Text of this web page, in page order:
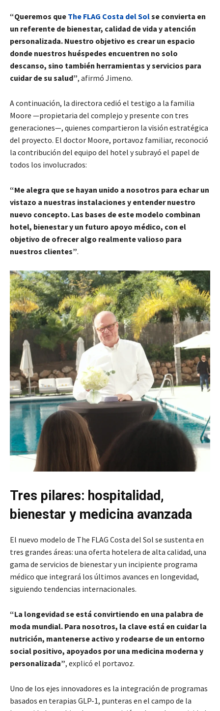
“Queremos que The FLAG Costa del Solse convierta en
un referente de bienestar, calidad de vida y atención
personalizada. Nuestro objetivo es crear un espacio
donde nuestros huéspedes encuentren no solo
descanso, sino también herramientas y servicios para
cuidar de su salud”, afirmó Jimeno.
A continuación, la directora cedió el testigo a la familia
Moore —propietaria del complejo y presente con tres
generaciones—, quienes compartieron la visión estratégica
del proyecto. El doctor Moore, portavoz familiar, reconoció
la contribución del equipo del hotel y subrayó el papel de
todos los involucrados:
“Me alegra que se hayan unido a nosotros para echar un
vistazo a nuestras instalaciones y entender nuestro
nuevo concepto. Las bases de este modelo combinan
hotel, bienestar y un futuro apoyo médico, con el
objetivo de ofrecer algo realmente valioso para
nuestros clientes”.
Tres pilares: hospitalidad,
bienestar y medicina avanzada
El nuevo modelo de The FLAG Costa del Sol se sustenta en
tres grandes áreas: una oferta hotelera de alta calidad, una
gama de servicios de bienestar y un incipiente programa
médico que integrará los últimos avances en longevidad,
siguiendo tendencias internacionales.
“La longevidad se está convirtiendo en una palabra de
moda mundial. Para nosotros, la clave está en cuidar la
nutrición, mantenerse activo y rodearse de un entorno
social positivo, apoyados por una medicina moderna y
personalizada”, explicó el portavoz.
Uno de los ejes innovadores es la integración de programas
basados en terapias GLP-1, punteras en el campo de la